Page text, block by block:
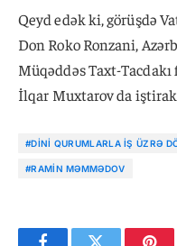
Qeyd edək ki, görüşdə
Don Roko Ronzani,
Müqəddəs Taxt-
İlqar Muxtarov da
#DINI QURUMLARLA İŞ ÜZRƏ
#RAMIN MƏMMƏDOV